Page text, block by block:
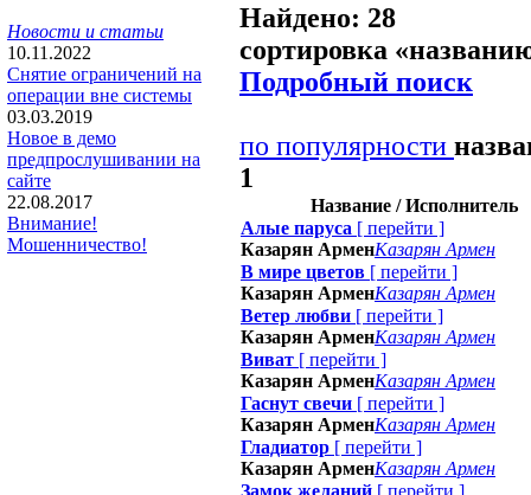
Новости и статьи
10.11.2022
Снятие ограничений на
операции вне системы
03.03.2019
Новое в демо
предпрослушивании на
сайте
22.08.2017
Внимание!
Мошенничество!
Найдено: 28
сортировка «
Подробный поиск
по популярности
1
Название / Исполнитель
Алые паруса [ перейти ]
Казарян АрменКазарян Армен
В мире цветов [ перейти ]
Казарян АрменКазарян Армен
Ветер любви [ перейти ]
Казарян АрменКазарян Армен
Виват [ перейти ]
Казарян АрменКазарян Армен
Гаснут свечи [ перейти ]
Казарян АрменКазарян Армен
Гладиатор [ перейти ]
Казарян АрменКазарян Армен
Замок желаний [ перейти ]